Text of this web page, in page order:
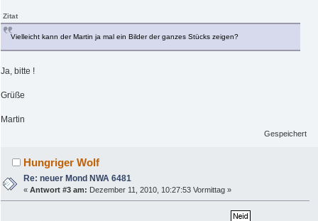
Zitat
Vielleicht kann der Martin ja mal ein Bilder der ganzes Stücks zeigen?
Ja, bitte !
Grüße
Martin
Gespeichert
Hungriger Wolf
Re: neuer Mond NWA 6481
«Antwort #3 am: Dezember 11, 2010, 10:27:53 Vormittag »